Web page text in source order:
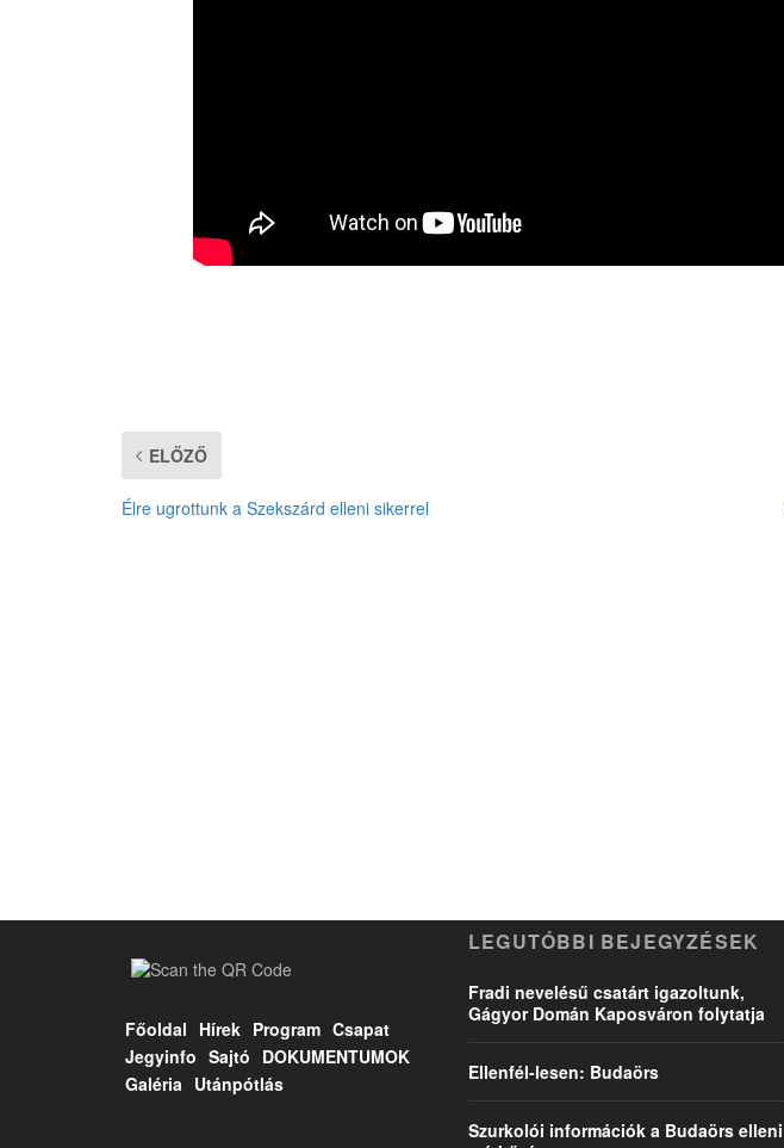
ELŐZŐ
Élre ugrottunk a Szekszárd elleni sikerrel
Főoldal Hírek Program Csapat
Jegyinfo Sajtó DOKUMENTUMOK
Galéria Utánpótlás
LEGUTÓBBI BEJEGYZÉSEK
Fradi nevelésű csatárt igazoltunk,
Gágyor Domán Kaposváron folytatja
Ellenfél-lesen: Budaörs
Szurkolói információk a Budaörs elleni